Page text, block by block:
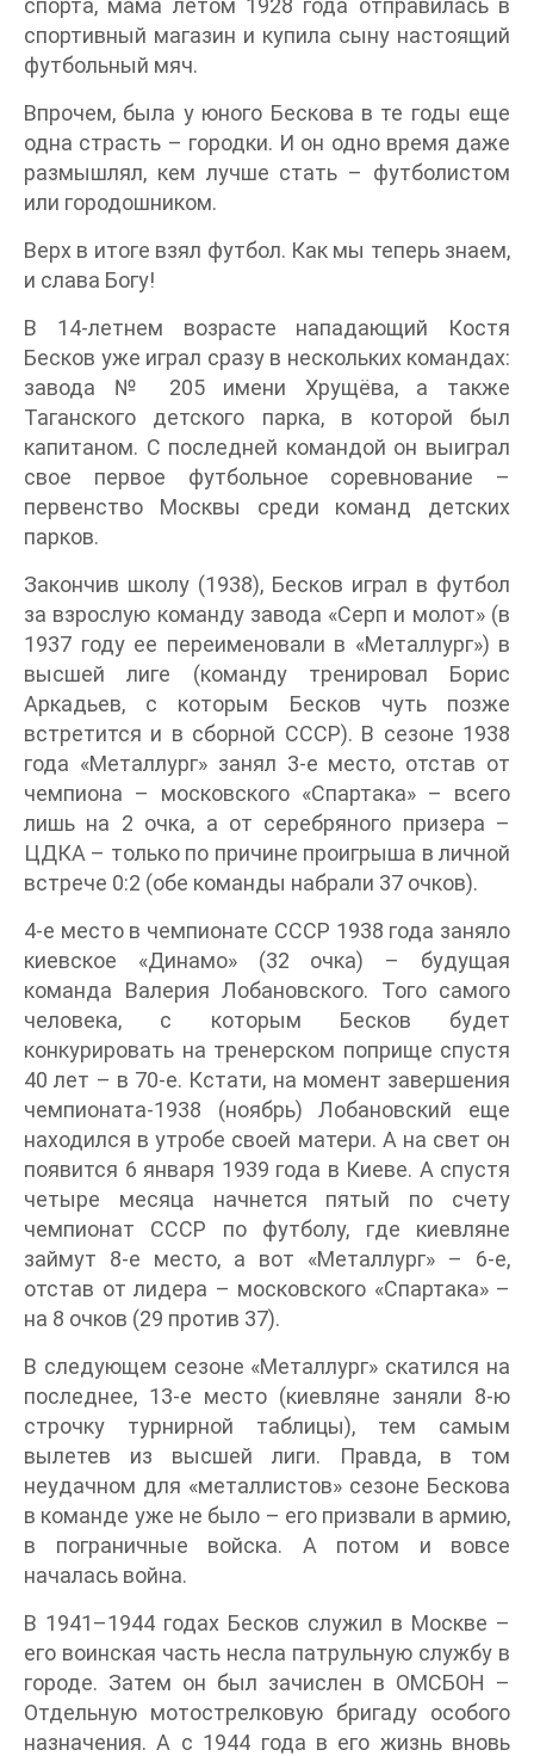
спортивный магазин и купила сыну настоящий
футбольный мяч.
Впрочем, была у юного Бескова в те годы еще
одна страсть – городки. И он одно время даже
размышлял, кем лучше стать – футболистом
или городошником.
Верх в итоге взял футбол. Как мы теперь знаем,
и слава Богу!
В 14-летнем возрасте нападающий Костя
Бесков уже играл сразу в нескольких командах:
завода № 205 имени Хрущёва, а также
Таганского детского парка, в которой был
капитаном. С последней командой он выиграл
свое первое футбольное соревнование –
первенство Москвы среди команд детских
парков.
Закончив школу (1938), Бесков играл в футбол
за взрослую команду завода «Серп и молот» (в
1937 году ее переименовали в «Металлург») в
высшей лиге (команду тренировал Борис
Аркадьев, с которым Бесков чуть позже
встретится и в сборной СССР). В сезоне 1938
года «Металлург» занял 3-е место, отстав от
чемпиона – московского «Спартака» – всего
лишь на 2 очка, а от серебряного призера –
ЦДКА – только по причине проигрыша в личной
встрече 0:2 (обе команды набрали 37 очков).
4-е место в чемпионате СССР 1938 года заняло
киевское «Динамо» (32 очка) – будущая
команда Валерия Лобановского. Того самого
человека, с которым Бесков будет
конкурировать на тренерском поприще спустя
40 лет – в 70-е. Кстати, на момент завершения
чемпионата-1938 (ноябрь) Лобановский еще
находился в утробе своей матери. А на свет он
появится 6 января 1939 года в Киеве. А спустя
четыре месяца начнется пятый по счету
чемпионат СССР по футболу, где киевляне
займут 8-е место, а вот «Металлург» – 6-е,
отстав от лидера – московского «Спартака» –
на 8 очков (29 против 37).
В следующем сезоне «Металлург» скатился на
последнее, 13-е место (киевляне заняли 8-ю
строчку турнирной таблицы), тем самым
вылетев из высшей лиги. Правда, в том
неудачном для «металлистов» сезоне Бескова
в команде уже не было – его призвали в армию,
в пограничные войска. А потом и вовсе
началась война.
В 1941–1944 годах Бесков служил в Москве –
его воинская часть несла патрульную службу в
городе. Затем он был зачислен в ОМСБОН –
Отдельную мотострелковую бригаду особого
назначения. А с 1944 года в его жизнь вновь